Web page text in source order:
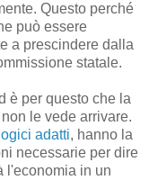
Questo perché
può essere
a prescindere dalla
statale.
è per questo che la
le vede arrivare.
adatti, hanno la
necessarie per dire
l'economia in un